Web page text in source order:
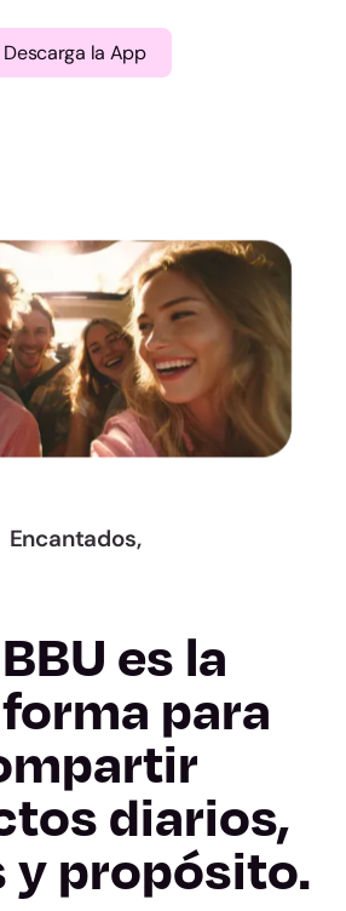
Descarga la App
Encantados,
es la
para
diarios,
y propósito.